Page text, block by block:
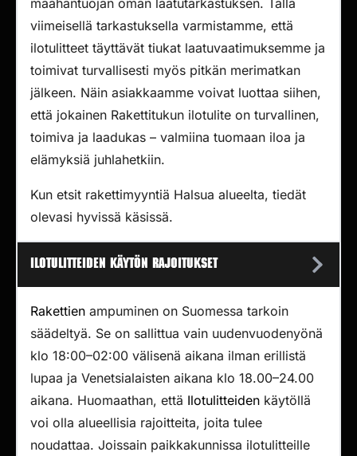
maahantuojan oman laatutarkastuksen. Tällä
viimeisellä tarkastuksella varmistamme, että
ilotulitteet täyttävät tiukat laatuvaatimuksemme ja
toimivat turvallisesti myös pitkän merimatkan
jälkeen. Näin asiakkaamme voivat luottaa siihen,
että jokainen Rakettitukun ilotulite on turvallinen,
toimiva ja laadukas – valmiina tuomaan iloa ja
elämyksiä juhlahetkiin.
Kun etsit rakettimyyntiä Halsua alueelta, tiedät
olevasi hyvissä käsissä.
Ilotulitteiden käytön rajoitukset
Rakettien ampuminen on Suomessa tarkoin
säädeltyä. Se on sallittua vain uudenvuodenyönä
klo 18:00–02:00 välisenä aikana ilman erillistä
lupaa ja Venetsialaisten aikana klo 18.00–24.00
aikana. Huomaathan, että Ilotulitteiden käytöllä
voi olla alueellisia rajoitteita, joita tulee
noudattaa. Joissain paikkakunnissa ilotulitteille